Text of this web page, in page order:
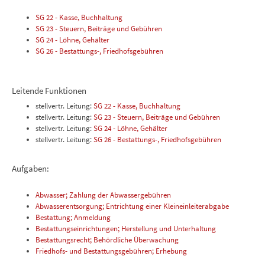
SG 22 - Kasse, Buchhaltung
SG 23 - Steuern, Beiträge und Gebühren
SG 24 - Löhne, Gehälter
SG 26 - Bestattungs-, Friedhofsgebühren
Leitende Funktionen
stellvertr. Leitung:SG 22 - Kasse, Buchhaltung
stellvertr. Leitung:SG 23 - Steuern, Beiträge und Gebühren
stellvertr. Leitung:SG 24 - Löhne, Gehälter
stellvertr. Leitung:SG 26 - Bestattungs-, Friedhofsgebühren
Aufgaben:
Abwasser; Zahlung der Abwassergebühren
Abwasserentsorgung; Entrichtung einer Kleineinleiterabgabe
Bestattung; Anmeldung
Bestattungseinrichtungen; Herstellung und Unterhaltung
Bestattungsrecht; Behördliche Überwachung
Friedhofs- und Bestattungsgebühren; Erhebung